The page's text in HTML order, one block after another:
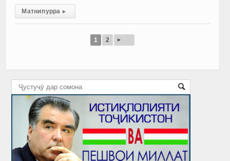
Матни пурра ▸
1 2 ▸